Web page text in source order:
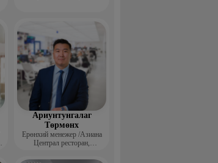
Ариунтунгалаг
Төрмөнх
Ерөнхий менежер /Азиана
Централ ресторан,
катеринг ХХК/